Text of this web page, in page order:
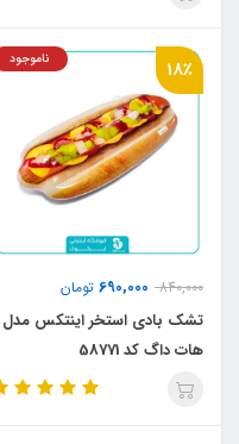
18٪
840,000
690,000 تومان
ناموجود
تشک بادی استخر اینتکس مدل
هات داگ کد 58771